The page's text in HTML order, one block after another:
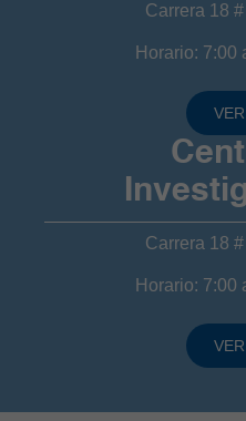
Carrera 18
Horario: 7:00
Carrera 18
Horario: 7:00